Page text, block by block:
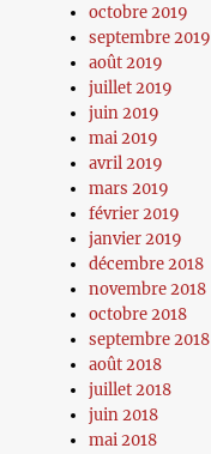
octobre 2019
septembre 2019
août 2019
juillet 2019
juin 2019
mai 2019
avril 2019
mars 2019
février 2019
janvier 2019
décembre 2018
novembre 2018
octobre 2018
septembre 2018
août 2018
juillet 2018
juin 2018
mai 2018